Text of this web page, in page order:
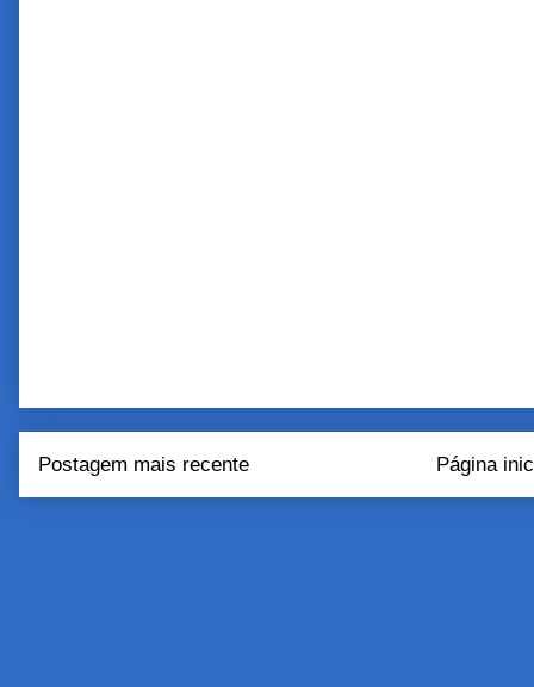
Postagem mais recente Página